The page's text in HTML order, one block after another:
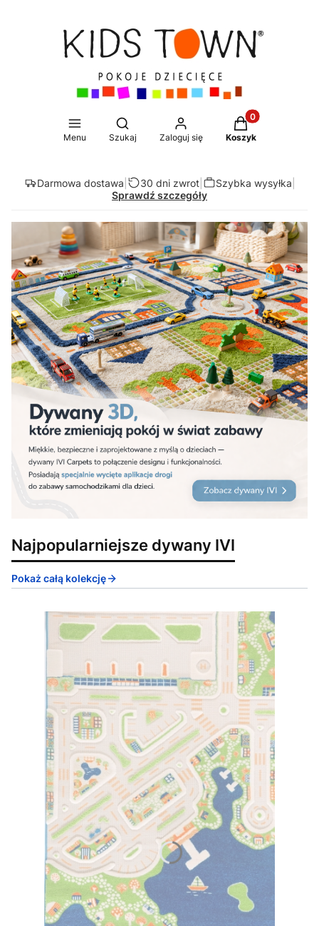
Menu
Otwórz wyszukiwarkę
Szukaj Zaloguj się
Produkty w
Koszyk
Darmowa dostawa 30 dni zwrot| Szybka wysyłka
Sprawdź szczegóły
Najpopularniejsze dywany IVI
Pokaż całą kolekcję